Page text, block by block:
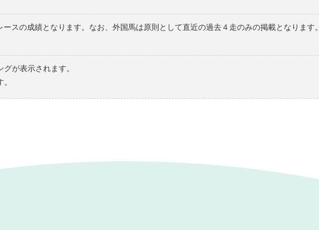
スの成績となります。なお、外国馬は原則として直近の過去４走のみの掲載となります。
が表示されます。